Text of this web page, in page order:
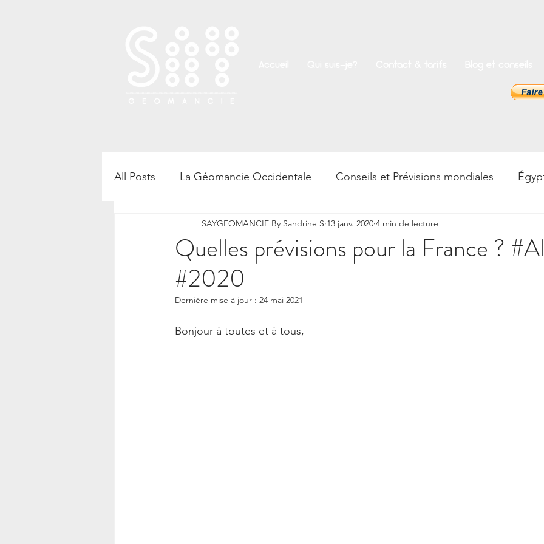
All Posts La Géomancie Occidentale Conseils et Prévisions mondiales
Rencontre, atelier et conférences Bien-être Psycho & Développement
Ésotérisme – Blog Say Géomancie
Quelles prévisions pour la France ?
#2020
SAYGEOMANCIE By Sandrine S 13 janv. 2020 4 min de lecture
Dernière mise à jour : 24 mai 2021
Bonjour à toutes et à tous,